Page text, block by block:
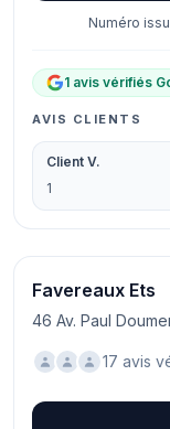
Numéro
1 avis vérifiés
AVIS CLIENTS
Client V.
1
Favereaux Ets
46 Av. Paul
17 avis